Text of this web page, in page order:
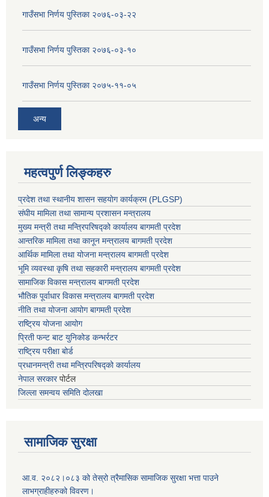
गाउँसभा निर्णय पुस्तिका २०७६-०३-२२
गाउँसभा निर्णय पुस्तिका २०७६-०३-१०
गाउँसभा निर्णय पुस्तिका २०७५-११-०५
अन्य
महत्वपुर्ण लिङ्कहरु
प्रदेश तथा स्थानीय शासन सहयाेग कार्यक्रम (PLGSP)
संघीय मामिला तथा सामान्य प्रशासन मन्त्रालय
मुख्य मन्त्री तथा मन्त्रिपरिषद्को कार्यालय बागमती प्रदेश
आन्तरिक मामिला तथा कानून मन्त्रालय बागमती प्रदेश
आर्थिक मामिला तथा योजना मन्त्रालय बागमती प्रदेश
भूमि व्यवस्था कृषि तथा सहकारी मन्त्रालय बागमती प्रदेश
सामाजिक विकास मन्त्रालय बागमती प्रदेश
भौतिक पूर्वाधार विकास मन्त्रालय बागमती प्रदेश
नीति तथा योजना आयोग बागमती प्रदेश
राष्ट्रिय योजना आयोग
प्रिती फन्ट बाट युनिकोड कन्भर्रटर
राष्ट्रिय परीक्षा बोर्ड
प्रधानमन्त्री तथा मन्त्रिपरिषद्को कार्यालय
नेपाल सरकारपोर्टल
जिल्ला समन्वय समिति दोलखा
सामाजिक सुरक्षा
आ.व. २०८२।०८३ को तेस्रो त्रैमासिक सामाजिक सुरक्षा भत्ता पाउने
लाभग्राहीहरुको विवरण।